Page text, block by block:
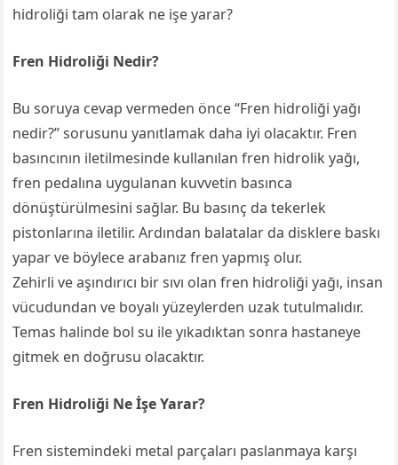
hidroliği tam olarak ne işe yarar?
Fren Hidroliği Nedir?
Bu soruya cevap vermeden önce “Fren hidroliği yağı
nedir?” sorusunu yanıtlamak daha iyi olacaktır. Fren
basıncının iletilmesinde kullanılan fren hidrolik yağı,
fren pedalına uygulanan kuvvetin basınca
dönüştürülmesini sağlar. Bu basınç da tekerlek
pistonlarına iletilir. Ardından balatalar da disklere baskı
yapar ve böylece arabanız fren yapmış olur.
Zehirli ve aşındırıcı bir sıvı olan fren hidroliği yağı, insan
vücudundan ve boyalı yüzeylerden uzak tutulmalıdır.
Temas halinde bol su ile yıkadıktan sonra hastaneye
gitmek en doğrusu olacaktır.
Fren Hidroliği Ne İşe Yarar?
Fren sistemindeki metal parçaları paslanmaya karşı